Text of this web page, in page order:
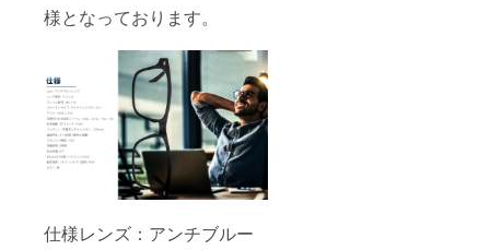
様となっております。
仕様レンズ：アンチブルー